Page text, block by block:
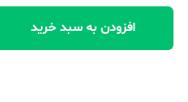
افزودن به سبد خرید